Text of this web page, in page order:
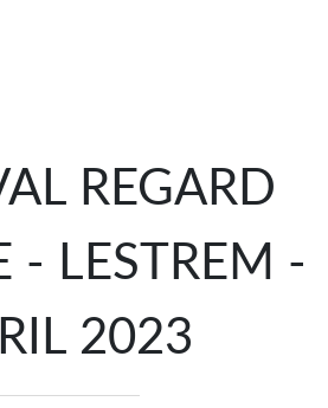
REGARD
- LESTREM -
2023